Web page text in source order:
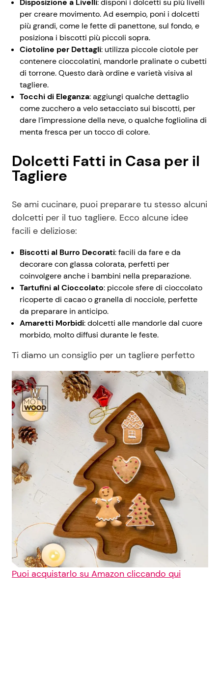
Disposizione a Livelli: disponi i dolcetti su più livelli
per creare movimento. Ad esempio, poni i dolcetti
più grandi, come le fette di panettone, sul fondo, e
posiziona i biscotti più piccoli sopra.
Ciotoline per Dettagli: utilizza piccole ciotole per
contenere cioccolatini, mandorle pralinate o cubetti
di torrone. Questo darà ordine e varietà visiva al
tagliere.
Tocchi di Eleganza: aggiungi qualche dettaglio
come zucchero a velo setacciato sui biscotti, per
dare l’impressione della neve, o qualche fogliolina di
menta fresca per un tocco di colore.
Dolcetti Fatti in Casa per il
Tagliere
Se ami cucinare, puoi preparare tu stesso alcuni
dolcetti per il tuo tagliere. Ecco alcune idee
facili e deliziose:
Biscotti al Burro Decorati: facili da fare e da
decorare con glassa colorata, perfetti per
coinvolgere anche i bambini nella preparazione.
Tartufini al Cioccolato: piccole sfere di cioccolato
ricoperte di cacao o granella di nocciole, perfette
da preparare in anticipo.
Amaretti Morbidi: dolcetti alle mandorle dal cuore
morbido, molto diffusi durante le feste.
Ti diamo un consiglio per un tagliere perfetto
Puoi acquistarlo su Amazon cliccando qui